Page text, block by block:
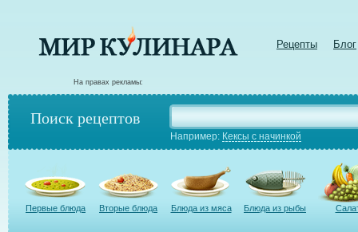
Рецепты Блог
На правах рекламы:
Поиск рецептов
Например: Кексы с начинкой
Первые блюда Вторые блюда Блюда из мяса Блюда из рыбы